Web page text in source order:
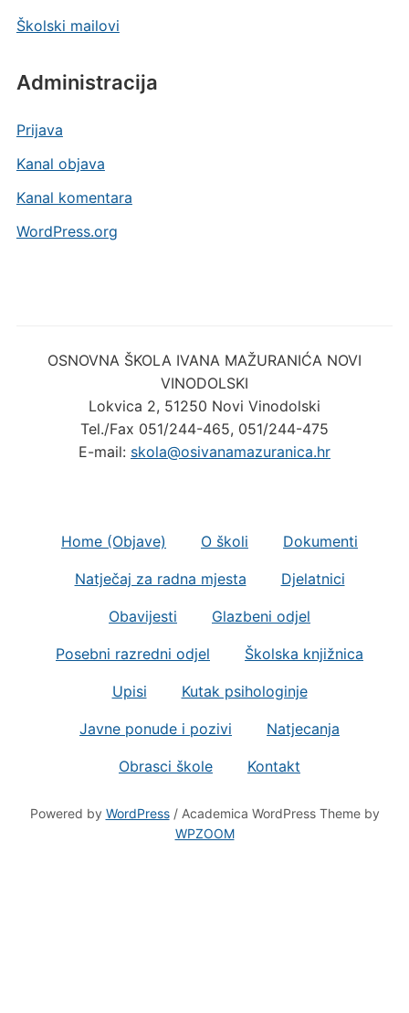
Školski mailovi
Administracija
Prijava
Kanal objava
Kanal komentara
WordPress.org
OSNOVNA ŠKOLA IVANA MAŽURANIĆA NOVI
VINODOLSKI
Lokvica 2, 51250 Novi Vinodolski
Tel./Fax 051/244-465, 051/244-475
E-mail: skola@osivanamazuranica.hr
Home (Objave) O školi Dokumenti
Natječaj za radna mjesta Djelatnici
Obavijesti Glazbeni odjel
Posebni razredni odjel Školska knjižnica
Upisi Kutak psihologinje
Javne ponude i pozivi Natjecanja
Obrasci škole Kontakt
Powered by WordPress/ Academica WordPress Theme by
WPZOOM